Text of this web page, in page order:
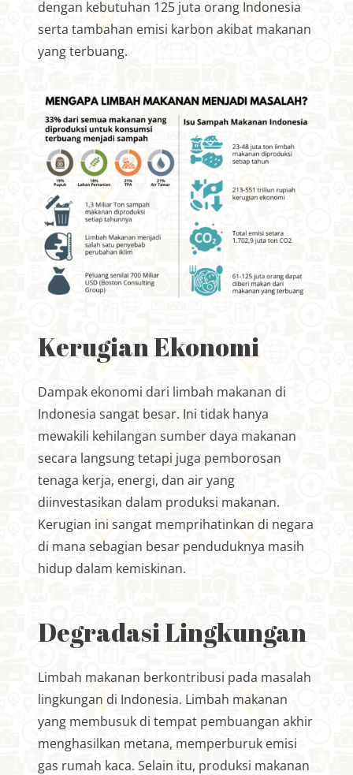
dengan kebutuhan 125 juta orang Indonesia
serta tambahan emisi karbon akibat makanan
yang terbuang.
Kerugian Ekonomi
Dampak ekonomi dari limbah makanan di
Indonesia sangat besar. Ini tidak hanya
mewakili kehilangan sumber daya makanan
secara langsung tetapi juga pemborosan
tenaga kerja, energi, dan air yang
diinvestasikan dalam produksi makanan.
Kerugian ini sangat memprihatinkan di negara
di mana sebagian besar penduduknya masih
hidup dalam kemiskinan.
Degradasi Lingkungan
Limbah makanan berkontribusi pada masalah
lingkungan di Indonesia. Limbah makanan
yang membusuk di tempat pembuangan akhir
menghasilkan metana, memperburuk emisi
gas rumah kaca. Selain itu, produksi makanan